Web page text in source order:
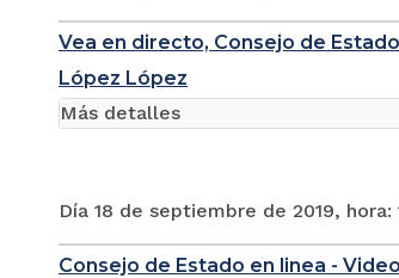
Vea en directo, Consejo de
López López
Día 18 de septiembre de 2019,
Más detalles
Consejo de Estado en linea -